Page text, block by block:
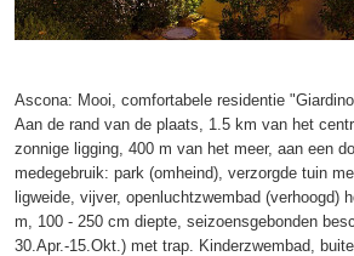
Ascona: Mooi, comfortabele residentie
Aan de rand van de plaats, 1.5 km van het
zonnige ligging, 400 m van het meer, aan een
medegebruik: park (omheind), verzorgde tuin
ligweide, vijver, openluchtzwembad (verhoogd)
m, 100 - 250 cm diepte, seizoensgebonden
30.Apr.-15.Okt.) met trap. Kinderzwembad,